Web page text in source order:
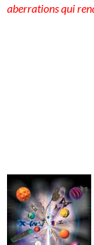
aberrations qui